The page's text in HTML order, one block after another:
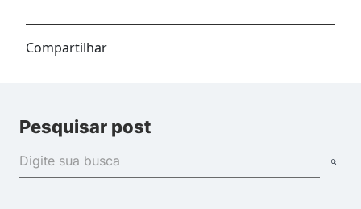
Compartilhar
Pesquisar post